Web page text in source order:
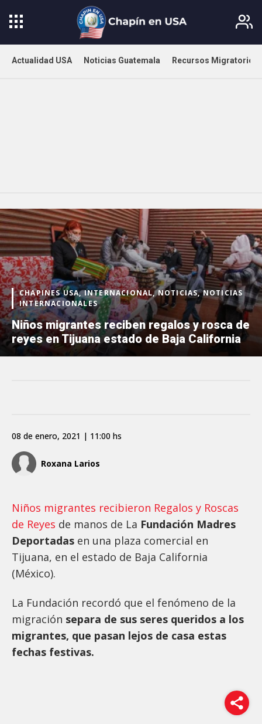
Actualidad USA Noticias Guatemala Recursos Migratorios
CHAPINES USA, INTERNACIONAL, NOTICIAS, NOTICIAS
INTERNACIONALES
Niños migrantes reciben regalos y rosca de
reyes en Tijuana estado de Baja California
Roxana Larios
08 de enero, 2021 | 11:00 hs
Niños migrantes recibieron Regalos y Roscas
de Reyes de manos de La Fundación Madres
Deportadas en una plaza comercial en
Tijuana, en el estado de Baja California
(México).
La Fundación recordó que el fenómeno de la
migración separa de sus seres queridos a los
migrantes, que pasan lejos de casa estas
fechas festivas.